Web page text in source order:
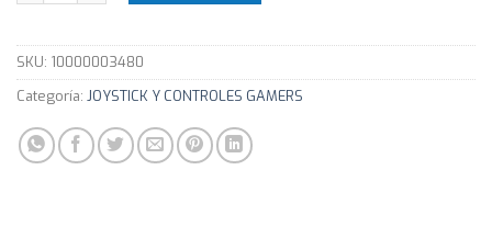
SKU: 10000003480
Categoría: JOYSTICK Y CONTROLES GAMERS